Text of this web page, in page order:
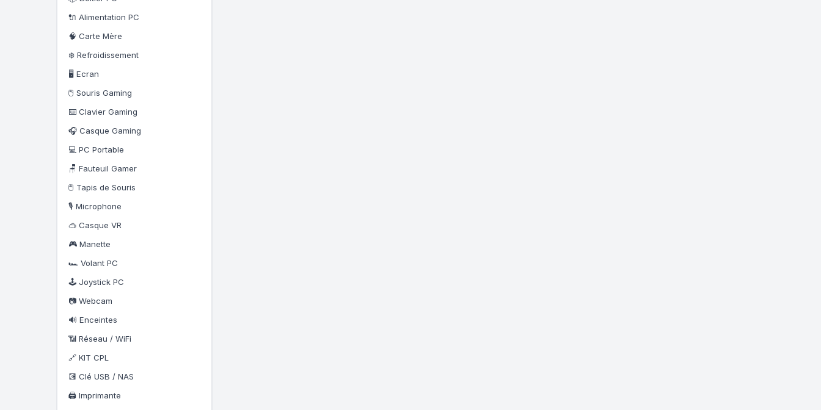
🔌 Alimentation PC
🧠 Carte Mère
❄️ Refroidissement
🖥️ Ecran
🖱️ Souris Gaming
⌨️ Clavier Gaming
🎧 Casque Gaming
💻 PC Portable
🪑 Fauteuil Gamer
🖱️ Tapis de Souris
🎙️ Microphone
🥽 Casque VR
🎮 Manette
🏎️ Volant PC
🕹️ Joystick PC
📷 Webcam
🔊 Enceintes
📶 Réseau / WiFi
🔗 KIT CPL
💽 Clé USB / NAS
🖨️ Imprimante